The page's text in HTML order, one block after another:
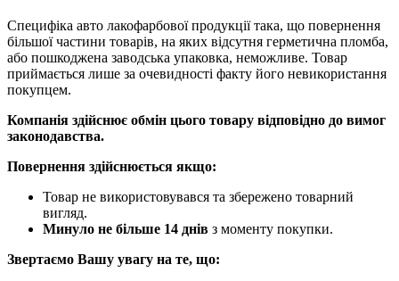
Специфіка авто лакофарбової продукції така, що повернення
більшої частини товарів, на яких відсутня герметична пломба,
або пошкоджена заводська упаковка, неможливе. Товар
приймається лише за очевидності факту його невикористання
покупцем.
Компанія здійснює обмін цього товару відповідно до вимог
законодавства.
Повернення здійснюється якщо:
Товар не використовувався та збережено товарний
вигляд.
Минуло не більше 14 днів з моменту покупки.
Звертаємо Вашу увагу на те, що: